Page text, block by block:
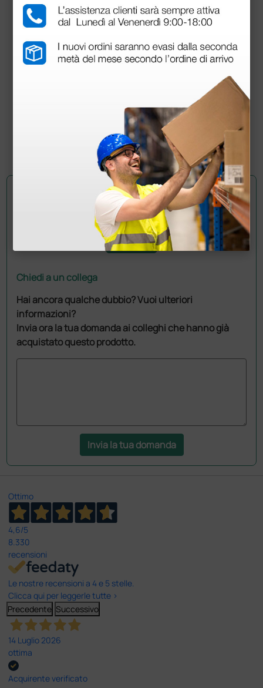
Chiedi a un collega
Hai ancora qualche dubbio? Vuoi ulteriori
informazioni?
Invia ora la tua domanda ai colleghi che hanno già
acquistato questo prodotto.
Invia la tua domanda
Ottimo
4,6/5
8.330
recensioni
Le nostre recensioni a 4 e 5 stelle.
Clicca qui per leggerle tutte >
Precedente Successivo
14 Luglio 2026
ottima
Acquirente verificato